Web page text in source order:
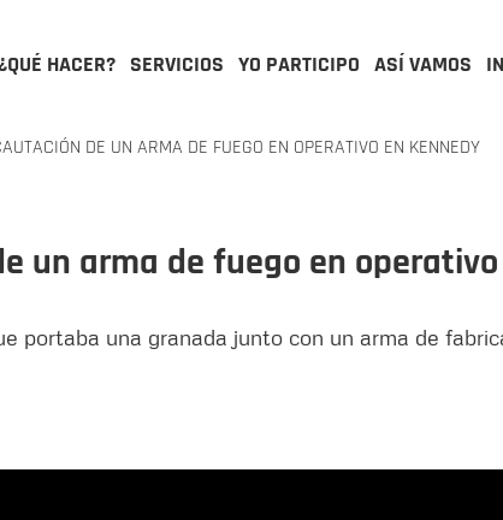
HACER? SERVICIOS YO PARTICIPO ASÍ VAMOS
DE UN ARMA DE FUEGO EN OPERATIVO EN KENNEDY
un arma de fuego en
portaba una granada junto con un arma de